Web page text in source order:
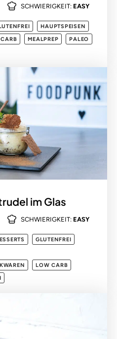
SCHWIERIGKEIT: EASY
HAUPTSPEISEN
MEALPREP
PALEO
im Glas
SCHWIERIGKEIT: EASY
GLUTENFREI
LOW CARB